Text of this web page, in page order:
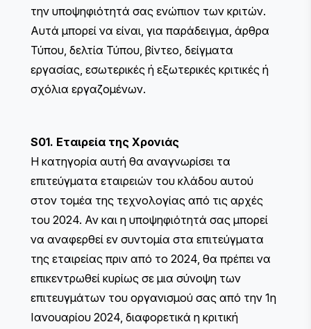
την υποψηφιότητά σας ενώπιον των κριτών.
Αυτά μπορεί να είναι, για παράδειγμα, άρθρα
Τύπου, δελτία Τύπου, βίντεο, δείγματα
εργασίας, εσωτερικές ή εξωτερικές κριτικές ή
σχόλια εργαζομένων.
S01. Εταιρεία της Χρονιάς
Η κατηγορία αυτή θα αναγνωρίσει τα
επιτεύγματα εταιρειών του κλάδου αυτού
στον τομέα της τεχνολογίας από τις αρχές
του 2024. Αν και η υποψηφιότητά σας μπορεί
να αναφερθεί εν συντομία στα επιτεύγματα
της εταιρείας πριν από το 2024, θα πρέπει να
επικεντρωθεί κυρίως σε μια σύνοψη των
επιτευγμάτων του οργανισμού σας από την 1η
Ιανουαρίου 2024, διαφορετικά η κριτική